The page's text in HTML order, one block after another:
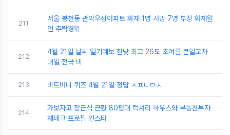
211
서울 봉천동 관악우성아파트 화재 1명 사망 7명 부상 화재원
인 추락경위
212
4월 21일 날씨 일기예보 한낮 최고 26도 초여름 큰일교차
내일 전국 비
213 비트버니 퀴즈 4월 21일 정답 ㅅㅍㄴㅁㅅ
214
가보자고 장근석 근황 80평대 럭셔리 하우스와 부동산투자
재테크 프로필 인스타